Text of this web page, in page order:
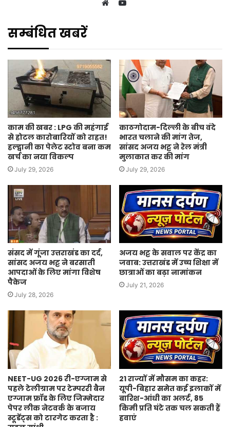
YouTube
सम्बंधित खबरें
काम की खबर : LPG की महंगाई
से होटल कारोबारियों को राहत!
हल्द्वानी का पेलेट स्टोव बना कम
खर्च का नया विकल्प
July 29, 2026
काठगोदाम-दिल्ली के बीच वंदे
भारत चलाने की मांग तेज,
सांसद अजय भट्ट ने रेल मंत्री
मुलाकात कर की मांग
July 29, 2026
संसद में गूंजा उत्तराखंड का दर्द,
सांसद अजय भट्ट ने बरसाती
आपदाओं के लिए मांगा विशेष
पैकेज
July 28, 2026
अजय भट्ट के सवाल पर केंद्र का
जवाब: उत्तराखंड में उच्च शिक्षा में
छात्राओं का बढ़ा नामांकन
July 21, 2026
NEET-UG 2026 री-एग्जाम से
पहले टेलीग्राम पर टेम्पररी बैन
एग्जाम फ्रॉड के लिए जिम्मेदार
पेपर लीक नेटवर्क के बजाय
स्टूडेंट्स को टारगेट करता है :
21 राज्यों में मौसम का कहर:
यूपी-बिहार समेत कई इलाकों में
बारिश-आंधी का अलर्ट, 85
किमी प्रति घंटे तक चल सकती हैं
हवाएं